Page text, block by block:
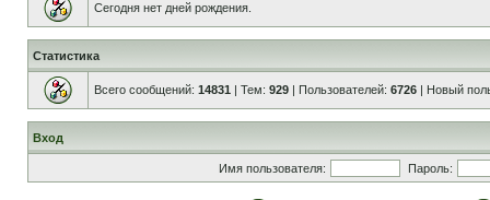
Сегодня нет дней рождения.
Статистика
Всего сообщений: 14831 | Тем: 929 | Пользователей: 6726 | Новый
Вход
Имя пользователя: Пароль: